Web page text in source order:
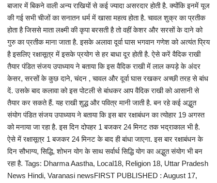
बाजार में बिकने वाली अन्य राखियों से कई ज्यादा असरदार होती है. क्योंकि इनमें यूज
की गई सभी चीजों का सनातन धर्म में खासा महत्व होता है. चावल शुक्र का प्रतीक
होता है जिससे माता लक्ष्मी की कृपा बरसती है तो वहीं केशर और सरसों के दाने को
गुरु का प्रतीक माना जाता है. इसके अलावा दूर्वा घास भगवान गणेश को अत्यंत प्रिय
है इसलिए रक्षासूत्र में इसके प्रयोग से हर बाधा दूर होती है. ऐसे करें वैदिक राखी
तैयार पंडित संजय उपाध्याय ने बताया कि इस वैदिक राखी में लाल कपड़े के अंदर
केसर, सरसों के कुछ दाने, चंदन , चावल और दूर्वा घास रखकर अच्छी तरह से बांध
दें. उसके बाद कलावा को इस पोटली से बांधकर आप वैदिक राखी को आसानी से
तैयार कर सकते हैं. यह राखी शुद्ध और पवित्र मानी जाती है. बन रहे कई अद्भुत
संयोग पंडित संजय उपाध्याय ने बताया कि इस बार रक्षाबंधन का त्योहार 19 अगस्त
को मनाया जा रहा है. इस दिन दोपहर 1 बजकर 24 मिनट तक भद्राकाल भी है.
ऐसे में रक्षासूत्र 1 बजकर 24 मिनट के बाद ही बांधा जाएगा. इस बार रक्षाबंधन के
दिन सौभाग्य, सिद्धि, शोभन योग के साथ सर्वार्थ सिद्धि योग का अद्भुत संयोग भी बन
रहा है. Tags: Dharma Aastha, Local18, Religion 18, Uttar Pradesh
News Hindi, Varanasi newsFIRST PUBLISHED : August 17,